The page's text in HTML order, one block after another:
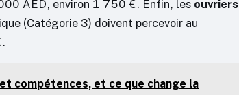
AED, environ 1 750 €. Enfin, les ouvriers
(Catégorie 3) doivent percevoir au
compétences, et ce que change la